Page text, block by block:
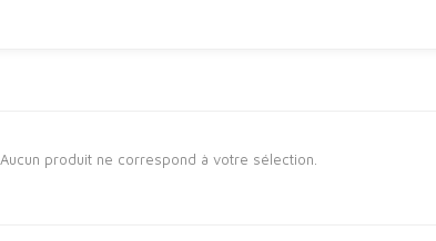
Aucun produit ne correspond à votre sélection.